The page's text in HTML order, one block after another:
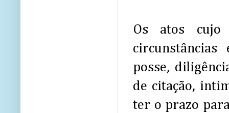
Os atos cujo
posse,
de citação,
ter o prazo